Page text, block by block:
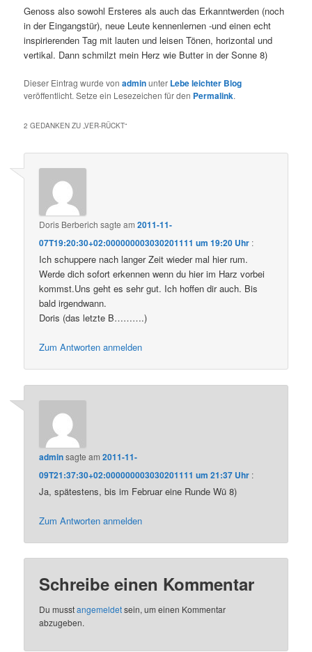
Genoss also sowohl Ersteres als auch das Erkanntwerden (noch
in der Eingangstür), neue Leute kennenlernen -und einen echt
inspirierenden Tag mit lauten und leisen Tönen, horizontal und
vertikal. Dann schmilzt mein Herz wie Butter in der Sonne 8)
Dieser Eintrag wurde vonadminunter Lebe leichter Blog
veröffentlicht. Setze ein Lesezeichen für den Permalink.
2 GEDANKEN ZU „VER-RÜCKT“
Doris Berberich sagte am2011-11-
07T19:20:30+02:000000003030201111 um 19:20 Uhr :
Ich schuppere nach langer Zeit wieder mal hier rum.
Werde dich sofort erkennen wenn du hier im Harz vorbei
kommst.Uns geht es sehr gut. Ich hoffen dir auch. Bis
bald irgendwann.
Doris (das letzte B……….)
Zum Antworten anmelden
adminsagte am2011-11-
09T21:37:30+02:000000003030201111 um 21:37 Uhr :
Ja, spätestens, bis im Februar eine Runde Wü 8)
Zum Antworten anmelden
Schreibe einen Kommentar
Du musstangemeldetsein, um einen Kommentar
abzugeben.